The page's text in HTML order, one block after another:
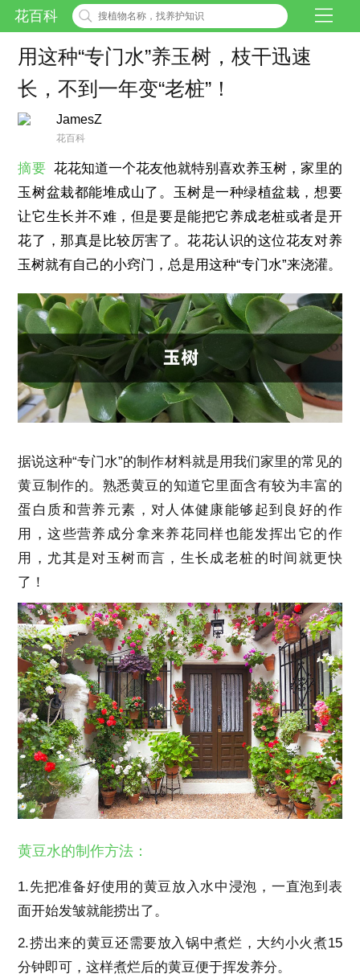
花百科
用这种“专门水”养玉树，枝干迅速
长，不到一年变“老桩”！
JamesZ
花百科
摘要 花花知道一个花友他就特别喜欢养玉树，家里的
玉树盆栽都能堆成山了。玉树是一种绿植盆栽，想要
让它生长并不难，但是要是能把它养成老桩或者是开
花了，那真是比较厉害了。花花认识的这位花友对养
玉树就有自己的小窍门，总是用这种“专门水”来浇灌。
据说这种“专门水”的制作材料就是用我们家里的常见的
黄豆制作的。熟悉黄豆的知道它里面含有较为丰富的
蛋白质和营养元素，对人体健康能够起到良好的作
用，这些营养成分拿来养花同样也能发挥出它的作
用，尤其是对玉树而言，生长成老桩的时间就更快
了！
黄豆水的制作方法：
1.先把准备好使用的黄豆放入水中浸泡，一直泡到表
面开始发皱就能捞出了。
2.捞出来的黄豆还需要放入锅中煮烂，大约小火煮15
分钟即可，这样煮烂后的黄豆便于挥发养分。